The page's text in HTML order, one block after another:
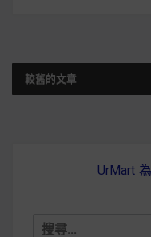
較舊的文章
UrMart
搜